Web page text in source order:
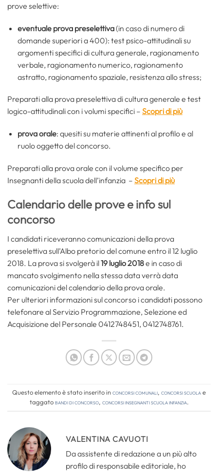
prove selettive:
eventuale prova preselettiva(in caso di numero di
domande superiori a 400): test psico-attitudinali su
argomenti specifici di cultura generale, ragionamento
verbale, ragionamento numerico, ragionamento
astratto, ragionamento spaziale, resistenza allo stress;
Preparati alla prova preselettiva di cultura generale e test
logico-attitudinali con i volumi specifici – Scopri di più
prova orale: quesiti su materie attinenti al profilo e al
ruolo oggetto del concorso.
Preparati alla prova orale con il volume specifico per
Insegnanti della scuola dell’infanzia – Scopri di più
Calendario delle prove e info sul
concorso
I candidati riceveranno comunicazioni della prova
preselettiva sull’Albo pretorio del comune entro il 12 luglio
2018. La prova si svolgerà il19 luglio 2018e in caso di
mancato svolgimento nella stessa data verrà data
comunicazioni del calendario della prova orale.
Per ulteriori informazioni sul concorso i candidati possono
telefonare al Servizio Programmazione, Selezione ed
Acquisizione del Personale 0412748451, 0412748761.
Questo elemento è stato inserito inConcorsi comunali, Concorsi Scuolae
taggatobandi di concorso, concorsi insegnanti scuola infanzia.
VALENTINA CAVUOTI
Da assistente di redazione a un più alto
profilo di responsabile editoriale, ho